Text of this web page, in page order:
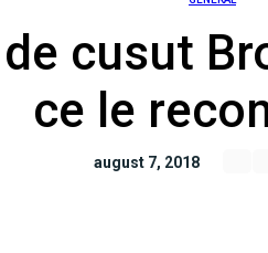
cusut
ce le
august 7, 2018